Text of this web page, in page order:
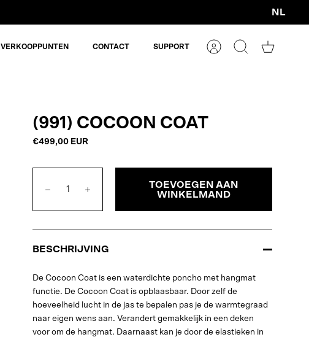
Valuta
NL
VERKOOPPUNTEN CONTACT SUPPORT
AccountZoeken
(991) COCOON COAT
€499,00 EUR
TOEVOEGEN AAN
WINKELMAND
BESCHRIJVING
De Cocoon Coat is een waterdichte poncho met hangmat
functie. De Cocoon Coat is opblaasbaar. Door zelf de
hoeveelheid lucht in de jas te bepalen pas je de warmtegraad
naar eigen wens aan. Verandert gemakkelijk in een deken
voor om de hangmat. Daarnaast kan je door de elastieken in